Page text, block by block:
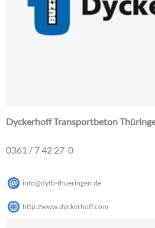
Dyckerhoff Transportbeton
0361 / 7 42 27-0
info@dytb-thueringen de
http://www.dyckerhoff.com